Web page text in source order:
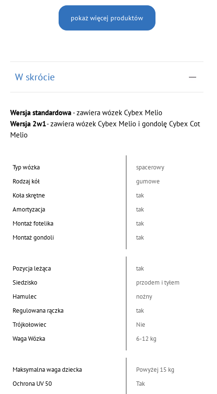
pokaż więcej produktów
W skrócie
Wersja standardowa- zawiera wózek Cybex Melio
Wersja 2w1- zawiera wózek Cybex Melio i gondolę Cybex Cot
Melio
Typ wózka
spacerowy
Rodzaj kół
gumowe
Koła skrętne
tak
Amortyzacja
tak
Montaż fotelika
tak
Montaż gondoli
tak
Pozycja leżąca
tak
Siedzisko
przodem i tyłem
Hamulec
nożny
Regulowana rączka
tak
Trójkołowiec
Nie
Waga Wózka
6-12 kg
Maksymalna waga dziecka
Powyżej 15 kg
Ochrona UV 50
Tak